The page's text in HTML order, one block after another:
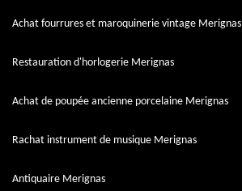
Achat fourrures et maroquinerie vintage Merignas
Restauration d'horlogerie Merignas
Achat de poupée ancienne porcelaine Merignas
Rachat instrument de musique Merignas
Antiquaire Merignas